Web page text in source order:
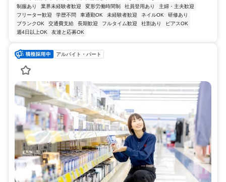
制服あり 業界未経験者歓迎 変形労働時間制 社員登用あり
主婦・主夫歓迎
フリーター歓迎
学歴不問 車通勤OK 未経験者歓迎 ネイルOK
研修あり
ブランクOK
交通費支給 長期歓迎 フルタイム歓迎 社割あり
ピアスOK
週4日以上OK
友達と応募OK
アルバイト・パート